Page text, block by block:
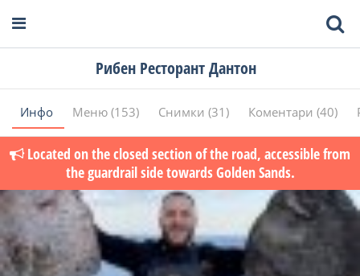
Рибен Ресторант Дантон
Инфо Меню (153) Снимки (31) Коментари (40)
Located on the closed section of the road, accessible from
the guardrail side towards Golden Sands.